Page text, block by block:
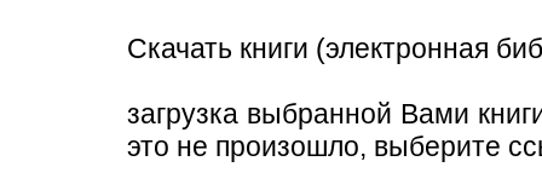
Скачать книги (электронная
загрузка выбранной Вами
это не произошло, выберите